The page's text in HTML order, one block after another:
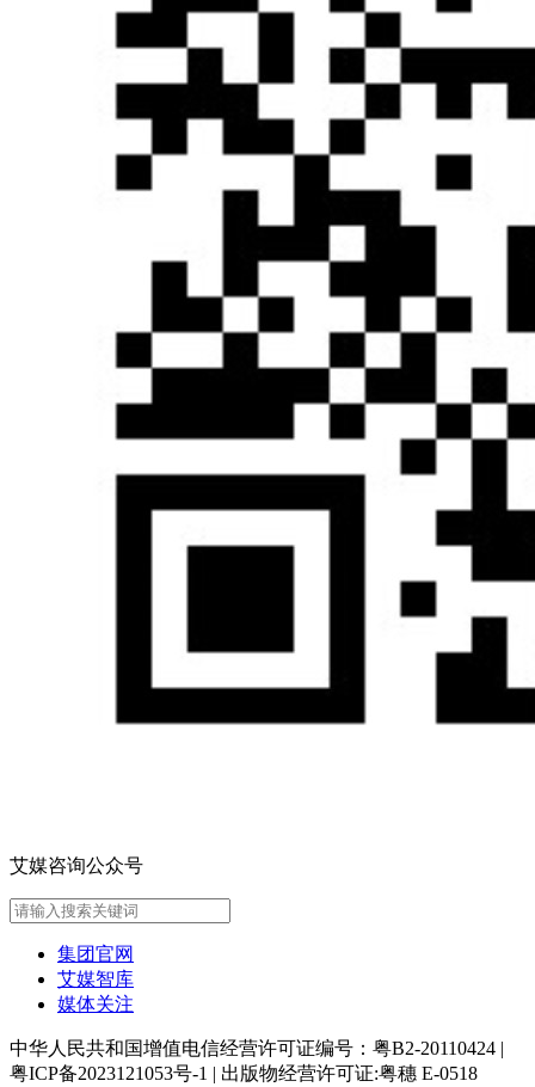
艾媒咨询公众号
集团官网
艾媒智库
媒体关注
中华人民共和国增值电信经营许可证编号：粤B2-20110424 |
粤ICP备2023121053号-1 | 出版物经营许可证:粤穗 E-0518